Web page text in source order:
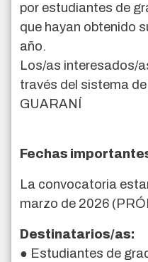
por estudiantes de
que hayan obtenido
año.
Los/as interesados/
través del sistema
GUARANÍ
Fechas
La convocatoria
marzo de 2026
Destinatarios/as:
● Estudiantes de